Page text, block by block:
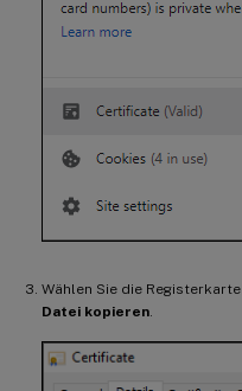
Wählen Sie die Registerkarte
Datei kopieren